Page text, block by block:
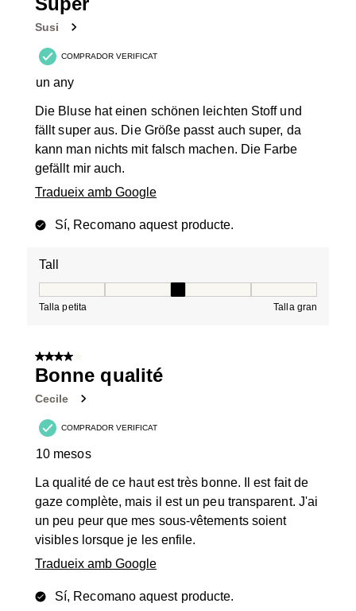
Valoracions.
Susi
COMPRADOR VERIFICAT
un any
Die Bluse hat einen schönen leichten Stoff und
fällt super aus. Die Größe passt auch super, da
kann man nichts mit falsch machen. Die Farbe
gefällt mir auch.
Tradueix amb Google
Sí, Recomano aquest producte.
Tall
Talla petita Talla gran
4 de 5 estrelles.
Bonne qualité
Cecile
COMPRADOR VERIFICAT
10 mesos
La qualité de ce haut est très bonne. Il est fait de
gaze complète, mais il est un peu transparent. J'ai
un peu peur que mes sous-vêtements soient
visibles lorsque je les enfile.
Tradueix amb Google
Sí, Recomano aquest producte.